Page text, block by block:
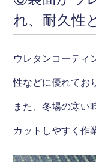
れ、耐久性
ウレタンコーティ
性などに優れてお
また、冬場の寒い
カットしやすく作